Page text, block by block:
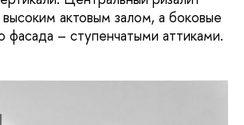
актовым залом, а боковые
фасада – ступенчатыми аттиками.